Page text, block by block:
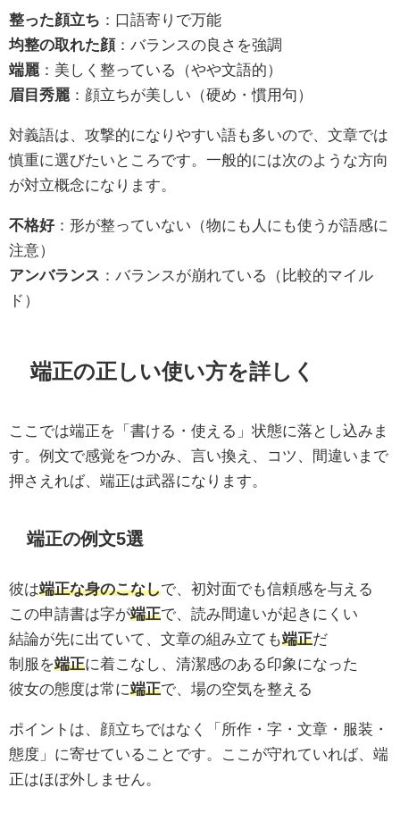
整った顔立ち ：口語寄りで万能
均整の取れた顔：バランスの良さを強調
端麗 ：美しく整っている（やや文語的）
眉目秀麗 ：顔立ちが美しい（硬め・慣用句）
対義語は、攻撃的になりやすい語も多いので、文章では
慎重に選びたいところです。一般的には次のような方向
が対立概念になります。
不格好：形が整っていない（物にも人にも使うが語感に
注意）
アンバランス ：バランスが崩れている（比較的マイル
ド）
端正の正しい使い方を詳しく
ここでは端正を「書ける・使える」状態に落とし込みま
す。例文で感覚をつかみ、言い換え、コツ、間違いまで
押さえれば、端正は武器になります。
端正の例文5選
彼は端正な身のこなしで、初対面でも信頼感を与える
この申請書は字が端正で、読み間違いが起きにくい
結論が先に出ていて、文章の組み立ても端正だ
制服を端正に着こなし、清潔感のある印象になった
彼女の態度は常に端正で、場の空気を整える
ポイントは、顔立ちではなく「所作・字・文章・服装・
態度」に寄せていることです。ここが守れていれば、端
正はほぼ外しません。